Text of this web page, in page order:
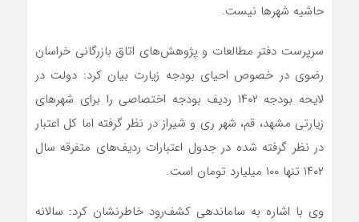
حاشیه شهرها نیست.
سرپرست دفتر مطالعات و پژوهش‌های اتاق بازرگانی خراسان
رضوی در خصوص احیای بودجه زیارت بیان کرد: دولت در
لایحه بودجه ۱۴۰۲ ردیف بودجه اختصاصی را برای شهرهای
زیارتی مشهد، قم، شهر ری و شیراز در نظر گرفته اما کل اعتبار
در نظر گرفته شده در جدول اعتبارات ردیف‌های متفرقه سال
۱۴۰۲ تنها ۱۰۰ میلیارد تومان است.
وی با اشاره به ساماندهی کشف‌رود خاطرنشان کرد: سالانه